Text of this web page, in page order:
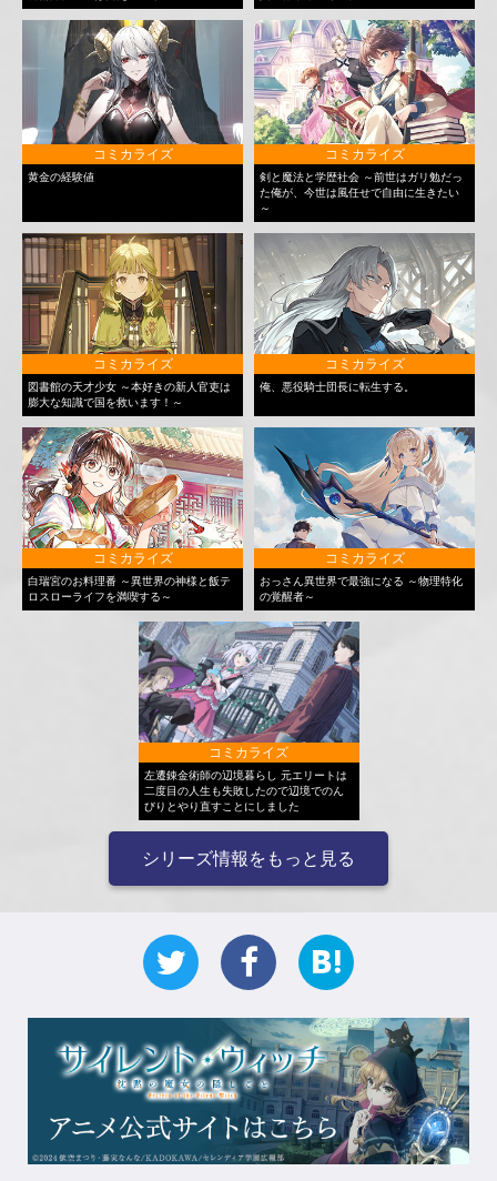
コミカライズ
黄金の経験値
コミカライズ
剣と魔法と学歴社会 ～前世はガリ勉だっ
た俺が、今世は風任せで自由に生きたい
～
コミカライズ
図書館の天才少女 ～本好きの新人官吏は
膨大な知識で国を救います！～
コミカライズ
俺、悪役騎士団長に転生する。
コミカライズ
白瑞宮のお料理番 ～異世界の神様と飯テ
ロスローライフを満喫する～
コミカライズ
おっさん異世界で最強になる ～物理特化
の覚醒者～
コミカライズ
左遷錬金術師の辺境暮らし 元エリートは
二度目の人生も失敗したので辺境でのん
びりとやり直すことにしました
シリーズ情報をもっと見る